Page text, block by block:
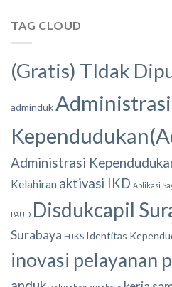
TAG CLOUD
(Gratis) TIdak
adminduk Administrasi
Administrasi
Kelahiran aktivasi IKD Aplikasi
PAUD Disdukcapil
Surabaya HJKS Identitas
inovasi pelayanan